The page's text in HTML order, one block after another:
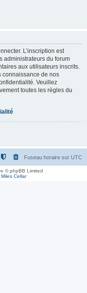
L’inscription est
administrateurs du forum
aux utilisateurs inscrits.
connaissance de nos
Veuillez
toutes les règles du
Fuseau horaire sur UTC
© phpBB Limited
Miles Cellar